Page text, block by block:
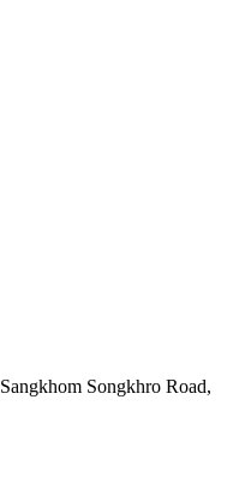
Songkhro Road,